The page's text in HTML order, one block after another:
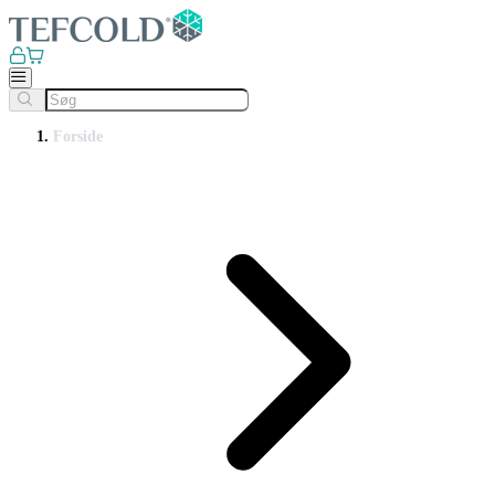
Forside